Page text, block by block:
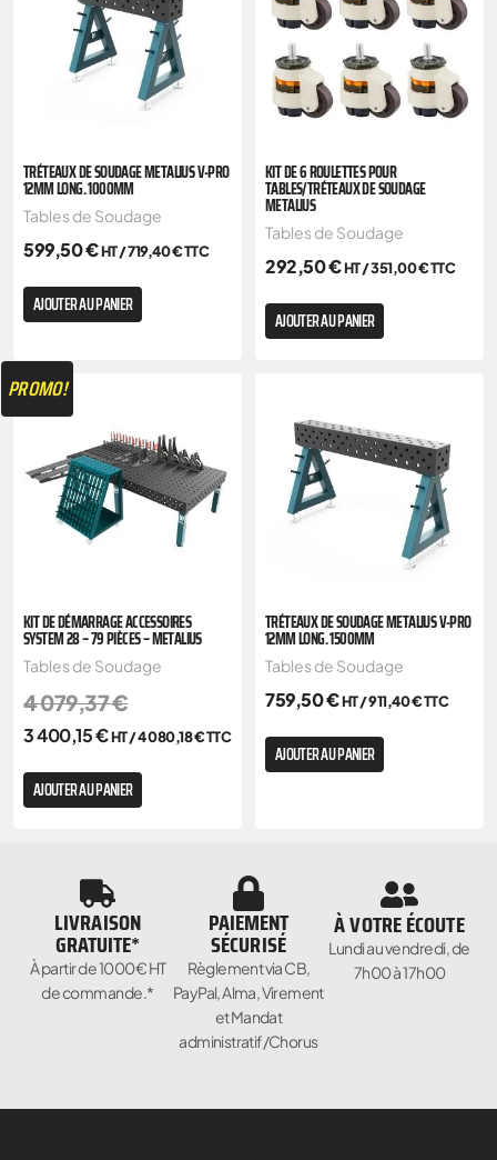
TRÉTEAUX DE SOUDAGE METALIUS V-PRO
12MM LONG. 1000MM
Tables de Soudage
599,50€HT /719,40€TTC
AJOUTER AU PANIER
KIT DE 6 ROULETTES POUR
TABLES/TRÉTEAUX DE SOUDAGE
METALIUS
Tables de Soudage
292,50€HT /351,00€TTC
AJOUTER AU PANIER
PROMO!
KIT DE DÉMARRAGE ACCESSOIRES
SYSTEM 28 – 79 PIÈCES – METALIUS
Tables de Soudage
4 079,37€
3 400,15€HT /4 080,18€TTC
AJOUTER AU PANIER
TRÉTEAUX DE SOUDAGE METALIUS V-PRO
12MM LONG. 1500MM
Tables de Soudage
759,50€HT /911,40€TTC
AJOUTER AU PANIER
LIVRAISON
GRATUITE*
À partir de 1000€ HT
de commande.*
PAIEMENT
SÉCURISÉ
Règlement via CB,
PayPal, Alma, Virement
et Mandat
administratif/Chorus
À VOTRE ÉCOUTE
Lundi au vendredi, de
7h00 à 17h00